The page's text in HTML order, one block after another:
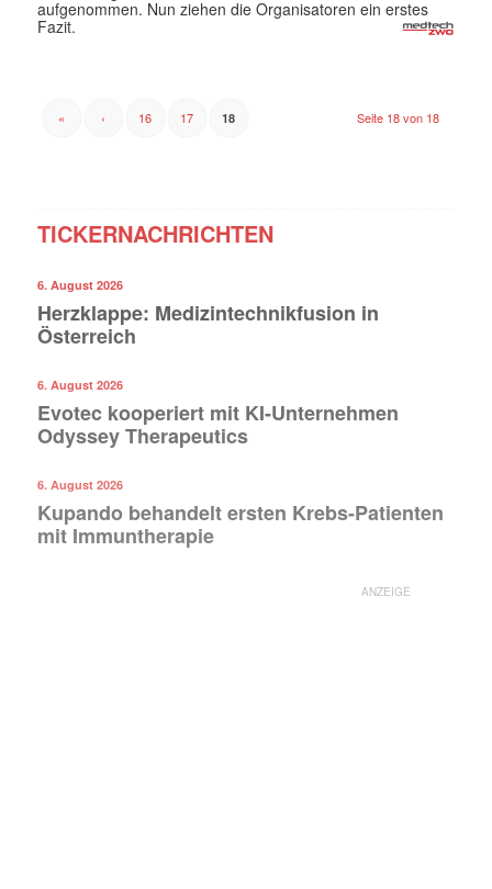
aufgenommen. Nun ziehen die Organisatoren ein erstes
Fazit.
Seite 18 von 18
« ‹ 16 17 18
TICKERNACHRICHTEN
6. August 2026
Herzklappe: Medizintechnikfusion in
Österreich
6. August 2026
Evotec kooperiert mit KI-Unternehmen
Odyssey Therapeutics
6. August 2026
Kupando behandelt ersten Krebs-Patienten
mit Immuntherapie
ANZEIGE